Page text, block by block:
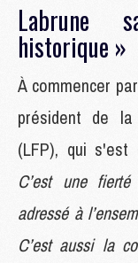
Labrune
historique »
À commencer
président de
(LFP), qui s'est
C’est une
adressé à
C’est aussi la